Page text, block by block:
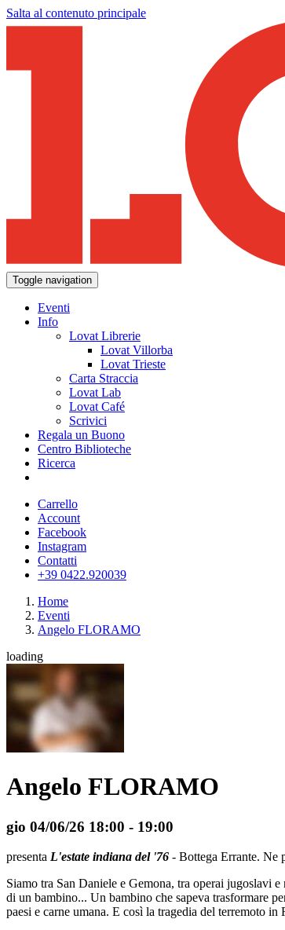
Salta al contenuto principale
Toggle navigation
Eventi
Info
Lovat Librerie
Lovat Villorba
Lovat Trieste
Carta Straccia
Lovat Lab
Lovat Café
Scrivici
Regala un Buono
Centro Biblioteche
Ricerca
Carrello
Account
Facebook
Instagram
Contatti
+39 0422.920039
Home
Eventi
Angelo FLORAMO
loading
Angelo FLORAMO
gio 04/06/26 18:00 - 19:00
presenta L'estate indiana del '76 - Bottega Errante. Ne
Siamo tra San Daniele e Gemona, tra operai jugoslavi
di un bambino... Un bambino che sapeva trasformare
paesi e carne umana. E così la tragedia del terremoto